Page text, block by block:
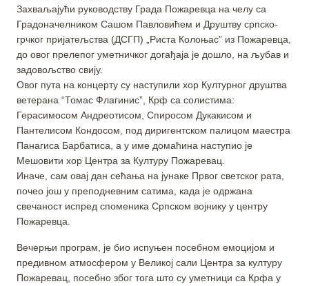
Захваљајући руководству Града Пожаревца на челу са
Градоначелником Сашом Павловићем и Друштву српско-
грчког пријатељства (ДСГП) „Риста Колоњас” из Пожаревца,
до овог прелепог уметничког догађаја је дошло, на љубав и
задовољство свију.
Овог пута на концерту су наступили хор Културног друштва
ветерана “Томас Флагинис”, Крф са солистима:
Герасимосом Андреотисом, Спиросом Дукакисом и
Пантелисом Кондосом, под диригентском палицом маестра
Панагиса Барбатиса, а у име домаћина наступио је
Мешовити хор Центра за Културу Пожаревац.
Иначе, сам овај дан сећања на јунаке Првог светског рата,
почео још у преподневним сатима, када је одржана
свечаност испред споменика Српском војнику у центру
Пожаревца.
Вечерњи програм, је био испуњен посебном емоцијом и
предивном атмосфером у Великој сали Центра за културу
Пожаревац, посебно због тога што су уметници са Крфа у